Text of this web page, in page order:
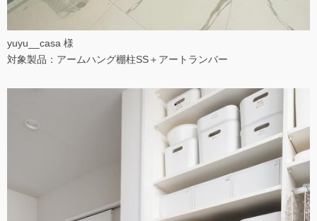
yuyu__casa 様
対象製品：アームハング棚柱SS＋アートランバー